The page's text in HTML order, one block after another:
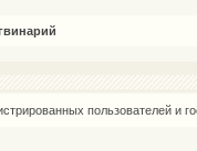
пользователей и